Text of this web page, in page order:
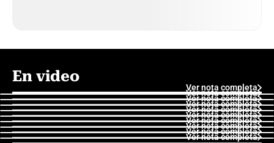
En video
Ver nota completa
Ver nota completa
Ver nota completa
Ver nota completa
Ver nota completa
Ver nota completa
Ver nota completa
Ver nota completa
Ver nota completa
Ver nota completa